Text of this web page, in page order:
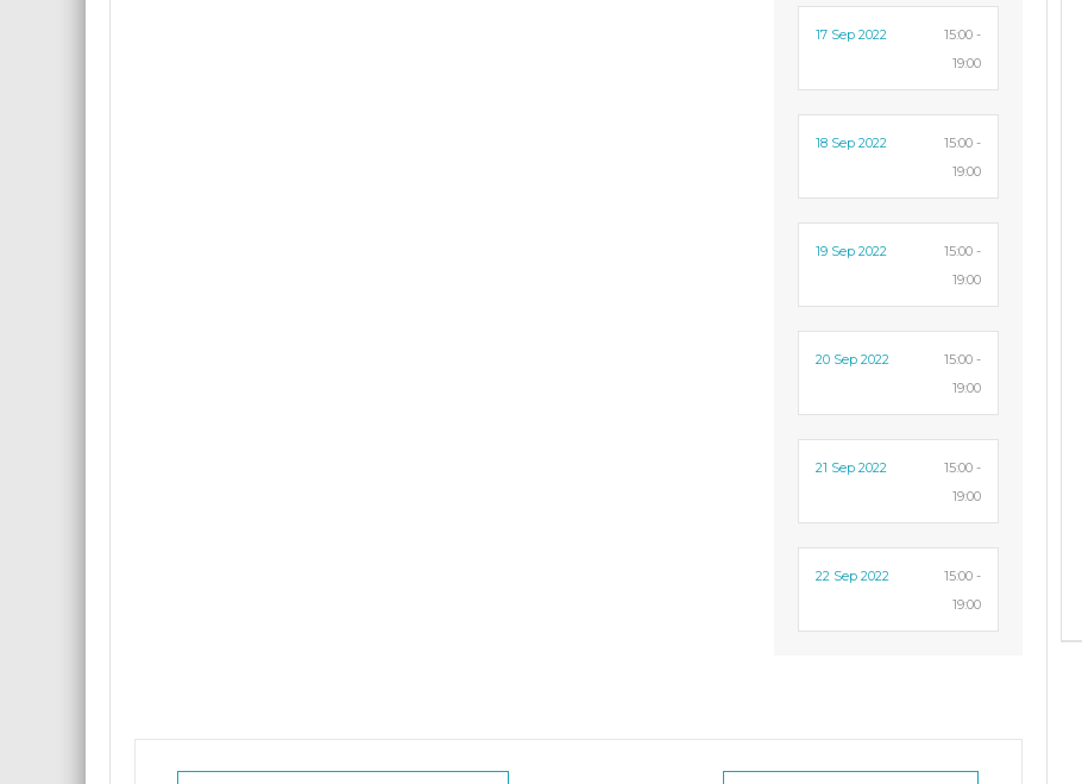
17 Sep 2022
15:00 -
19:00
18 Sep 2022
15:00 -
19:00
19 Sep 2022
15:00 -
19:00
20 Sep 2022
15:00 -
19:00
21 Sep 2022
15:00 -
19:00
22 Sep 2022
15:00 -
19:00